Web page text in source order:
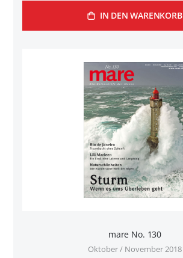
IN DEN WARENKORB
mare No. 130
Oktober / November 2018